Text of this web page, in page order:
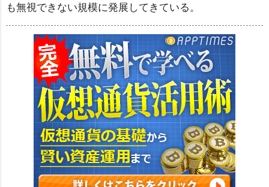
も無視できない規模に発展してきている。